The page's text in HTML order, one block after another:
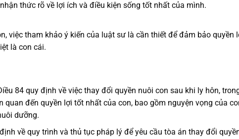
thức rõ về lợi ích và điều kiện sống tốt nhất của mình.
việc tham khảo ý kiến của luật sư là cần thiết để đảm bảo quyền
là con cái.
84 quy định về việc thay đổi quyền nuôi con sau khi ly hôn,
quan đến quyền lợi tốt nhất của con, bao gồm nguyện vọng của
dưỡng.
về quy trình và thủ tục pháp lý để yêu cầu tòa án thay đổi